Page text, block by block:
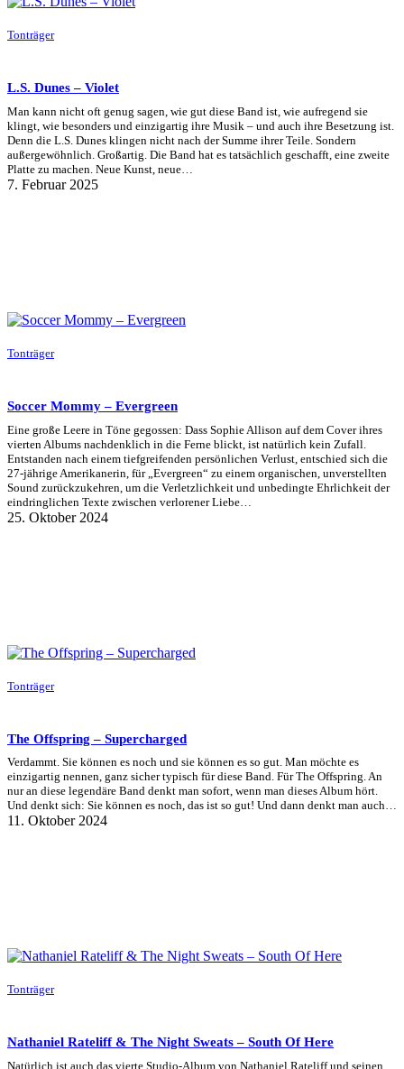
Tonträger
L.S. Dunes – Violet
Man kann nicht oft genug sagen, wie gut diese Band ist, wie aufregend sie
klingt, wie besonders und einzigartig ihre Musik – und auch ihre Besetzung ist.
Denn die L.S. Dunes klingen nicht nach der Summe ihrer Teile. Sondern
außergewöhnlich. Großartig. Die Band hat es tatsächlich geschafft, eine zweite
Platte zu machen. Neue Kunst, neue…
7. Februar 2025
Tonträger
Soccer Mommy – Evergreen
Eine große Leere in Töne gegossen: Dass Sophie Allison auf dem Cover ihres
vierten Albums nachdenklich in die Ferne blickt, ist natürlich kein Zufall.
Entstanden nach einem tiefgreifenden persönlichen Verlust, entschied sich die
27-jährige Amerikanerin, für „Evergreen“ zu einem organischen, unverstellten
Sound zurückzukehren, um die Verletzlichkeit und unbedingte Ehrlichkeit der
eindringlichen Texte zwischen verlorener Liebe…
25. Oktober 2024
Tonträger
The Offspring – Supercharged
Verdammt. Sie können es noch und sie können es so gut. Man möchte es
einzigartig nennen, ganz sicher typisch für diese Band. Für The Offspring. An
nur an diese legendäre Band denkt man sofort, wenn man dieses Album hört.
Und denkt sich: Sie können es noch, das ist so gut! Und dann denkt man auch…
11. Oktober 2024
Tonträger
Nathaniel Rateliff & The Night Sweats – South Of Here
Natürlich ist auch das vierte Studio-Album von Nathaniel Rateliff und seinen